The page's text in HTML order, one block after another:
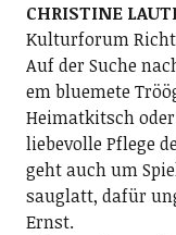
CHRISTINE
Kulturforum
Auf der Suche
em bluemete
Heimatkitsch
liebevolle Pflege
geht auch um
sauglatt, dafür
Ernst.